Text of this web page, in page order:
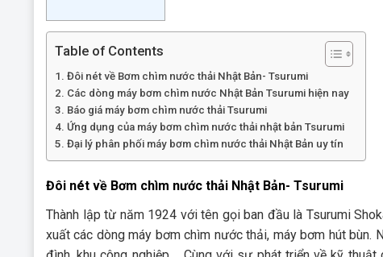
Table of Contents
Đôi nét về Bơm chìm nước thải Nhật Bản- Tsurumi
Các dòng máy bơm chìm nước Nhật Bản Tsurumi hiện nay
Báo giá máy bơm chìm nước thải Tsurumi
Ứng dụng của máy bơm chìm nước thải nhật bản Tsurumi
Đại lý phân phối máy bơm chìm nước thải Nhật Bản uy tín
Đôi nét về Bơm chìm nước thải Nhật Bản- Tsurumi
Thành lập từ năm 1924 với tên gọi ban đầu là Tsurumi
xuất các dòng máy bơm chìm nước thải, máy bơm hút